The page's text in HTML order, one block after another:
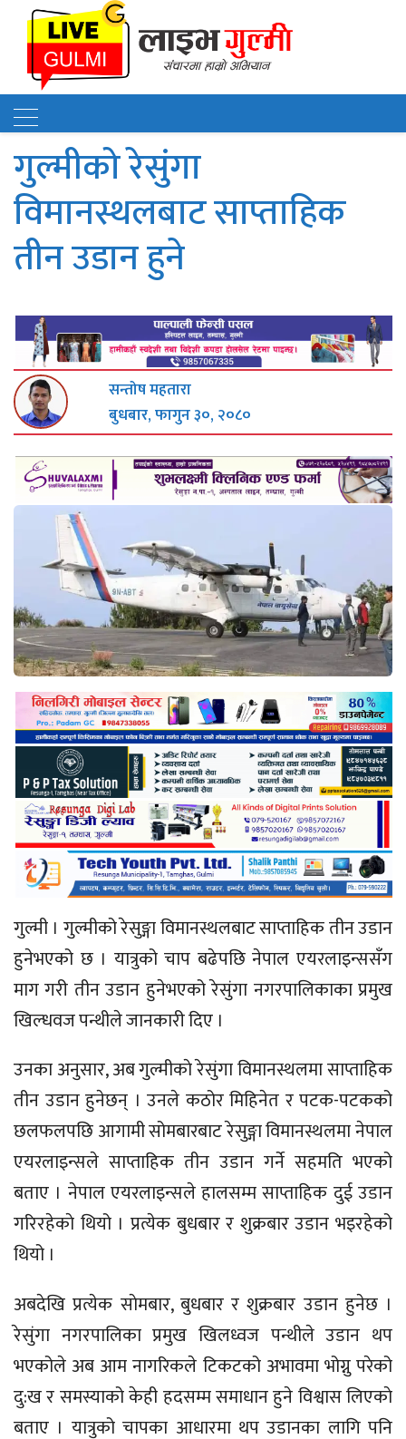
गुल्मीको रेसुंगा
विमानस्थलबाट साप्ताहिक
तीन उडान हुने
सन्तोष महतारा
बुधबार, फागुन ३०, २०८०
गुल्मी । गुल्मीको रेसुङ्गा विमानस्थलबाट साप्ताहिक तीन उडान
हुनेभएको छ । यात्रुको चाप बढेपछि नेपाल एयरलाइन्ससँग
माग गरी तीन उडान हुनेभएको रेसुंगा नगरपालिकाका प्रमुख
खिल्धवज पन्थीले जानकारी दिए ।
उनका अनुसार, अब गुल्मीकाे रेसुंगा विमानस्थलमा साप्ताहिक
तीन उडान हुनेछन् । उनले कठोर मिहिनेत र पटक-पटकको
छलफलपछि आगामी सोमबारबाट रेसुङ्गा विमानस्थलमा नेपाल
एयरलाइन्सले साप्ताहिक तीन उडान गर्ने सहमति भएको
बताए । नेपाल एयरलाइन्सले हालसम्म साप्ताहिक दुई उडान
गरिरहेकाे थियो । प्रत्येक बुधबार र शुक्रबार उडान भइरहेको
थियो ।
अबदेखि प्रत्येक साेमबार, बुधबार र शुक्रबार उडान हुनेछ ।
रेसुंगा नगरपालिका प्रमुख खिलध्वज पन्थीले उडान थप
भएकोले अब आम नागरिकले टिकटको अभावमा भोग्नु परेको
दु:ख र समस्याको केही हदसम्म समाधान हुने विश्वास लिएकाे
बताए । यात्रुको चापका आधारमा थप उडानका लागि पनि